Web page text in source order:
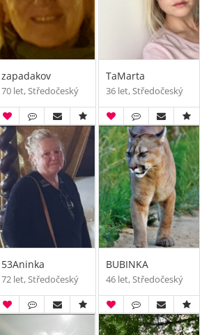
zapadakov
70 let, Středočeský
TaMarta
36 let, Středočeský
53Aninka
72 let, Středočeský
BUBINKA
46 let, Středočeský